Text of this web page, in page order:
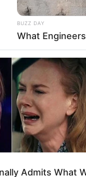
repère clair. En tête,
BUZZ DAY
What
Admits What